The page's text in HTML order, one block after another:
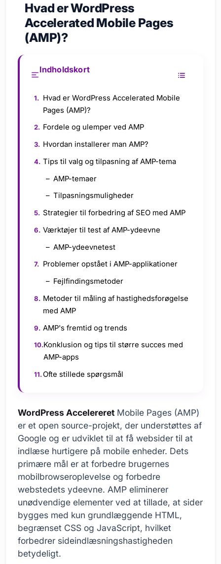
Hvad er WordPress
Accelerated Mobile Pages
(AMP)?
Indholdskort
Hvad er WordPress Accelerated Mobile
Pages (AMP)?
Fordele og ulemper ved AMP
Hvordan installerer man AMP?
Tips til valg og tilpasning af AMP-tema
AMP-temaer
Tilpasningsmuligheder
Strategier til forbedring af SEO med AMP
Værktøjer til test af AMP-ydeevne
AMP-ydeevnetest
Problemer opstået i AMP-applikationer
Fejlfindingsmetoder
Metoder til måling af hastighedsforøgelse
med AMP
AMP's fremtid og trends
Konklusion og tips til større succes med
AMP-apps
Ofte stillede spørgsmål
WordPress Accelereret Mobile Pages (AMP)
er et open source-projekt, der understøttes af
Google og er udviklet til at få websider til at
indlæse hurtigere på mobile enheder. Dets
primære mål er at forbedre brugernes
mobilbrowseroplevelse og forbedre
webstedets ydeevne. AMP eliminerer
unødvendige elementer ved at tillade, at sider
bygges med kun grundlæggende HTML,
begrænset CSS og JavaScript, hvilket
forbedrer sideindlæsningshastigheden
betydeligt.